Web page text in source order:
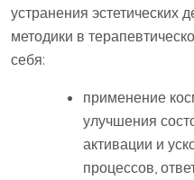
устранения
методики в
себя:
применение
улучшения
активации и
процессов,